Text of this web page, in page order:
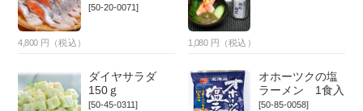
[50-20-0071]
4,800 円（税込） 1,080 円（税込）
ダイヤサラダ
150ｇ
[50-45-0311]
オホーツクの塩
ラーメン 1食入
[50-85-0058]